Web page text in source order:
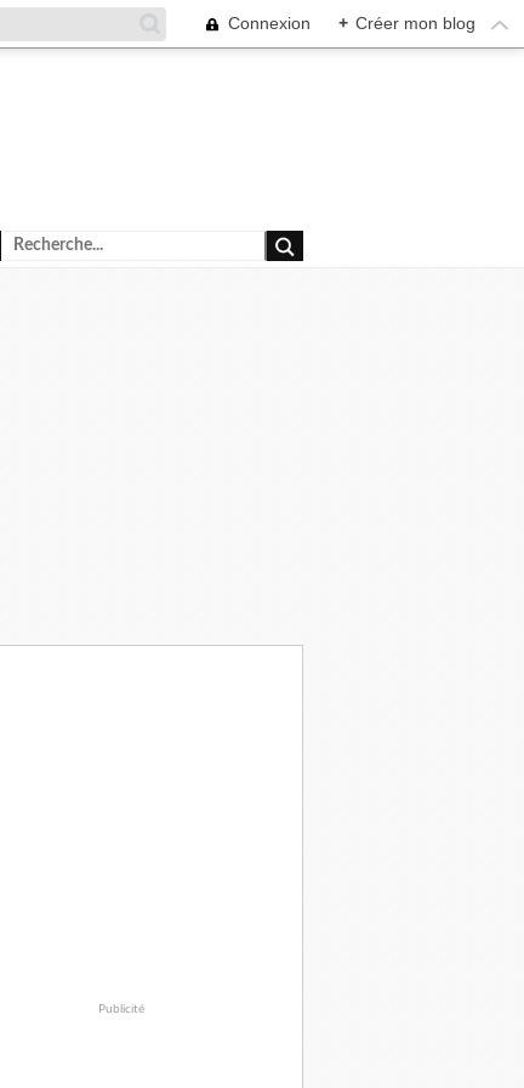
Connexion + Créer mon blog
Publicité